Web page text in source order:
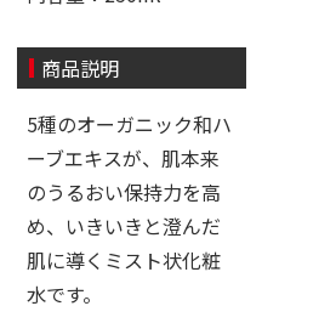
商品説明
5種のオーガニック和ハ
ーブエキスが、肌本来
のうるおい保持力を高
め、いきいきと澄んだ
肌に導くミスト状化粧
水です。